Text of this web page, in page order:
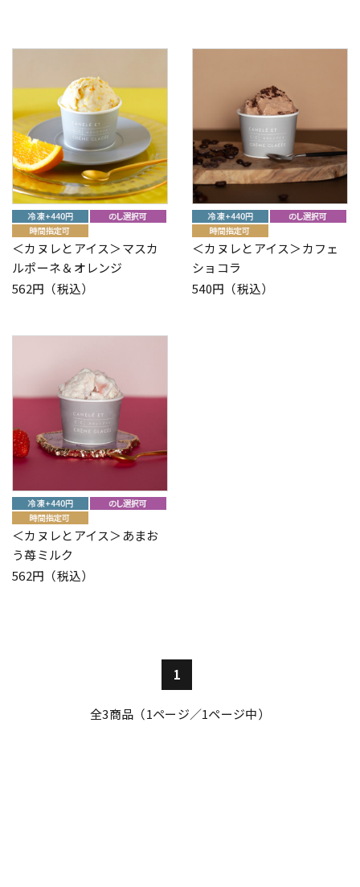
＜カヌレとアイス＞マスカ
ルポーネ＆オレンジ
562円（税込）
＜カヌレとアイス＞カフェ
ショコラ
540円（税込）
＜カヌレとアイス＞あまお
う苺ミルク
562円（税込）
1
全3商品（1ページ／1ページ中）